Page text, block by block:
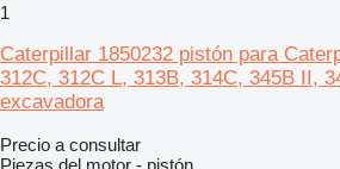
1
Caterpillar 1850232 pistón para
312C, 312C L, 313B, 314C, 345B II,
excavadora
Precio a consultar
Piezas del motor - pistón